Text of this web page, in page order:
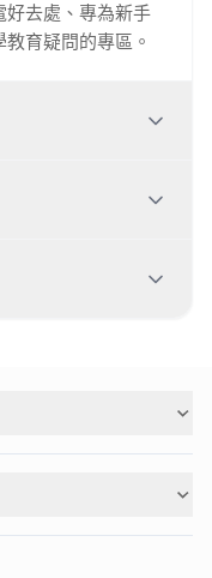
好去處、專為新手
育疑問的專區。